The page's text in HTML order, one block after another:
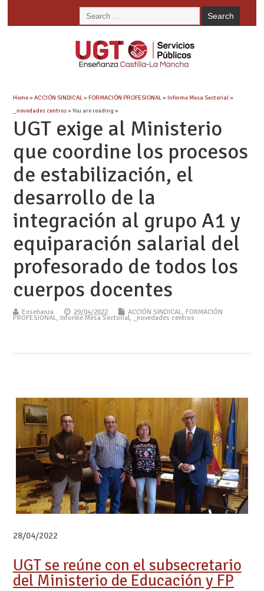
Home»ACCIÓN SINDICAL»FORMACIÓN PROFESIONAL»Informe Mesa Sectorial»
_novedades centros» You are reading »
UGT exige al Ministerio
que coordine los procesos
de estabilización, el
desarrollo de la
integración al grupo A1 y
equiparación salarial del
profesorado de todos los
cuerpos docentes
Enseñanza 29/04/2022 ACCIÓN SINDICAL, FORMACIÓN
PROFESIONAL, Informe Mesa Sectorial, _novedades centros
28/04/2022
UGT se reúne con el subsecretario
del Ministerio de Educación y FP